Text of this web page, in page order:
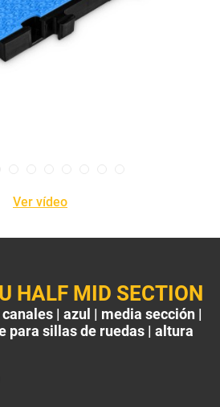
Ver vídeo
HALF MID SECTION
| azul | media sección |
para sillas de ruedas | altura